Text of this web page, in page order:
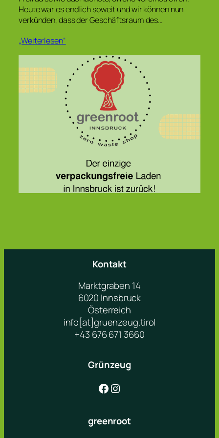
Heute war es endlich soweit und wir können nun
verkünden, dass der Geschäftsraum des…
„Weiterlesen“
Kontakt
Marktgraben 14
6020 Innsbruck
Österreich
info[at]gruenzeug.tirol
+43 676 671 3660
Grünzeug
Facebook Instagram
greenroot